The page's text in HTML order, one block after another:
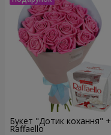
Букет "Дотик кохання" +
Raffaello